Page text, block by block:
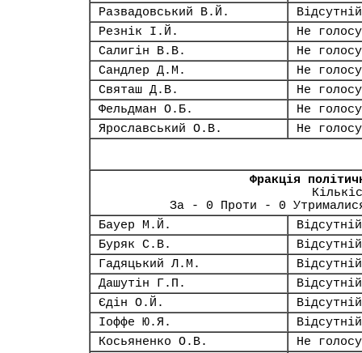
Развадовський В.Й.
Відсутній
Резнік І.Й.
Не
Салигін В.В.
Не
Сандлер Д.М.
Не
Святаш Д.В.
Не
Фельдман О.Б.
Не
Ярославський О.В.
Не
Фракція
За - 0 Проти - 0
Бауер М.Й.
Відсутній
Буряк С.В.
Відсутній
Гадяцький Л.М.
Відсутній
Дашутін Г.П.
Відсутній
Єдін О.Й.
Відсутній
Іоффе Ю.Я.
Відсутній
Косьяненко О.В.
Не